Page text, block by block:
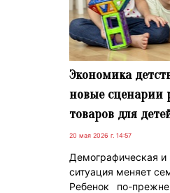
Экономика
новые сценарии
товаров для
20 мая 2026 г. 14:57
Демографическая и
ситуация меняет
Ребенок по-